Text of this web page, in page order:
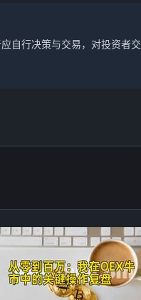
自行决策与交易，对投资者交